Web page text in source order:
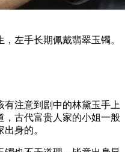
左手长期佩戴翡翠玉镯。
有注意到剧中的林黛玉手上
，古代富贵人家的小姐一般
身的。